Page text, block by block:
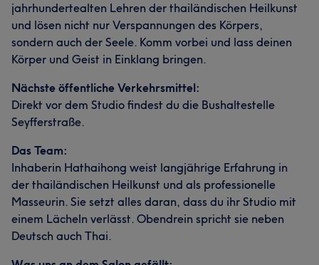
jahrhundertealten Lehren der thailändischen Heilkunst
und lösen nicht nur Verspannungen des Körpers,
sondern auch der Seele. Komm vorbei und lass deinen
Körper und Geist in Einklang bringen.
Nächste öffentliche Verkehrsmittel:
Direkt vor dem Studio findest du die Bushaltestelle
Seyfferstraße.
Das Team:
Inhaberin Hathaihong weist langjährige Erfahrung in
der thailändischen Heilkunst und als professionelle
Masseurin. Sie setzt alles daran, dass du ihr Studio mit
einem Lächeln verlässt. Obendrein spricht sie neben
Deutsch auch Thai.